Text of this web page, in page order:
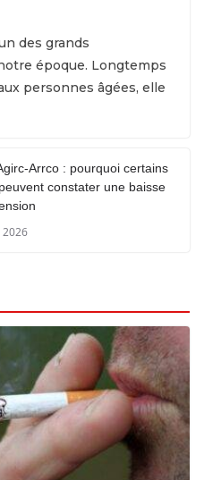
des grands
époque. Longtemps
personnes âgées, elle
Arrco : pourquoi certains
constater une baisse
2026